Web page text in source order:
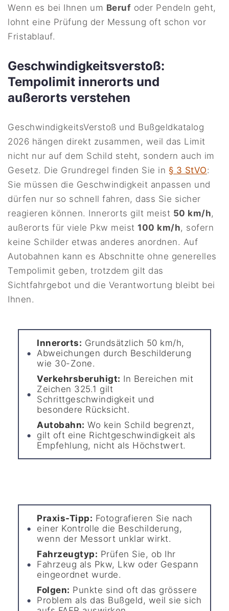
Wenn es bei Ihnen um Beruf oder Pendeln geht,
lohnt eine Prüfung der Messung oft schon vor
Fristablauf.
Geschwindigkeitsverstoß:
Tempolimit innerorts und
außerorts verstehen
GeschwindigkeitsVerstoß und Bußgeldkatalog
2026 hängen direkt zusammen, weil das Limit
nicht nur auf dem Schild steht, sondern auch im
Gesetz. Die Grundregel finden Sie in § 3 StVO:
Sie müssen die Geschwindigkeit anpassen und
dürfen nur so schnell fahren, dass Sie sicher
reagieren können. Innerorts gilt meist 50 km/h,
außerorts für viele Pkw meist100 km/h, sofern
keine Schilder etwas anderes anordnen. Auf
Autobahnen kann es Abschnitte ohne generelles
Tempolimit geben, trotzdem gilt das
Sichtfahrgebot und die Verantwortung bleibt bei
Ihnen.
Innerorts: Grundsätzlich 50 km/h,
Abweichungen durch Beschilderung
wie 30-Zone.
Verkehrsberuhigt: In Bereichen mit
Zeichen 325.1 gilt
Schrittgeschwindigkeit und
besondere Rücksicht.
Autobahn: Wo kein Schild begrenzt,
gilt oft eine Richtgeschwindigkeit als
Empfehlung, nicht als Höchstwert.
Praxis-Tipp: Fotografieren Sie nach
einer Kontrolle die Beschilderung,
wenn der Messort unklar wirkt.
Fahrzeugtyp: Prüfen Sie, ob Ihr
Fahrzeug als Pkw, Lkw oder Gespann
eingeordnet wurde.
Folgen: Punkte sind oft das grössere
Problem als das Bußgeld, weil sie sich